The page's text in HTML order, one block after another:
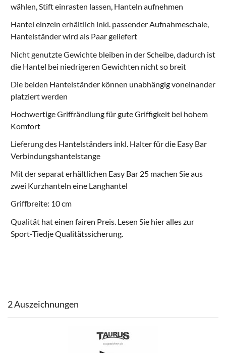
wählen, Stift einrasten lassen, Hanteln aufnehmen
Hantel einzeln erhältlich inkl. passender Aufnahmeschale,
Hantelständer wird als Paar geliefert
Nicht genutzte Gewichte bleiben in der Scheibe, dadurch ist
die Hantel bei niedrigeren Gewichten nicht so breit
Die beiden Hantelständer können unabhängig voneinander
platziert werden
Hochwertige Griffrändlung für gute Griffigkeit bei hohem
Komfort
Lieferung des Hantelständers inkl. Halter für die Easy Bar
Verbindungshantelstange
Mit der separat erhältlichen Easy Bar 25machen Sie aus
zwei Kurzhanteln eine Langhantel
Griffbreite: 10 cm
Qualität hat einen fairen Preis. Lesen Sie hier alles zur
Sport-Tiedje Qualitätssicherung.
2 Auszeichnungen